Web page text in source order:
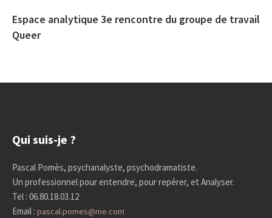
Espace analytique 3e rencontre du groupe de travail
Queer
Qui suis-je ?
Pascal Pomès, psychanalyste, psychodramatiste.
Un professionnel pour entendre, pour repérer, et Analyser.
Tel : 06.80.18.03.12
Email :pascal.pomes@me.com